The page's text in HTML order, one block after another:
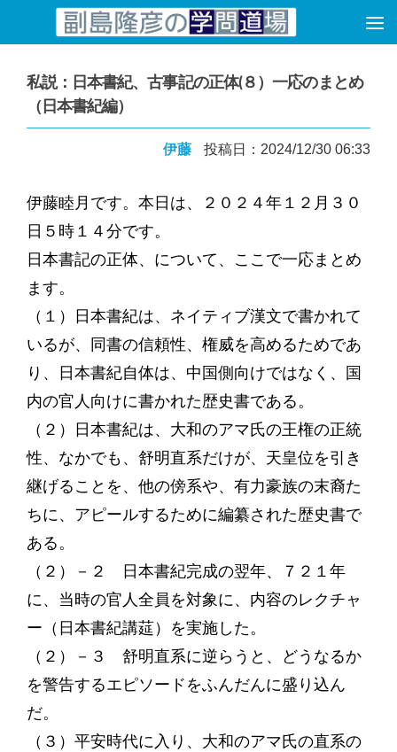
コンテンツへスキップ
私説：日本書紀、古事記の正体(８）一応のまとめ
（日本書紀編）
伊藤 投稿日：2024/12/30 06:33
伊藤睦月です。本日は、２０２４年１２月３０
日５時１４分です。
日本書記の正体、について、ここで一応まとめ
ます。
（１）日本書紀は、ネイティブ漢文で書かれて
いるが、同書の信頼性、権威を高めるためであ
り、日本書紀自体は、中国側向けではなく、国
内の官人向けに書かれた歴史書である。
（２）日本書紀は、大和のアマ氏の王権の正統
性、なかでも、舒明直系だけが、天皇位を引き
継げることを、他の傍系や、有力豪族の末裔た
ちに、アピールするために編纂された歴史書で
ある。
（２）－２ 日本書紀完成の翌年、７２１年
に、当時の官人全員を対象に、内容のレクチャ
ー（日本書紀講莚）を実施した。
（２）－３ 舒明直系に逆らうと、どうなるか
を警告するエピソードをふんだんに盛り込ん
だ。
（３）平安時代に入り、大和のアマ氏の直系の